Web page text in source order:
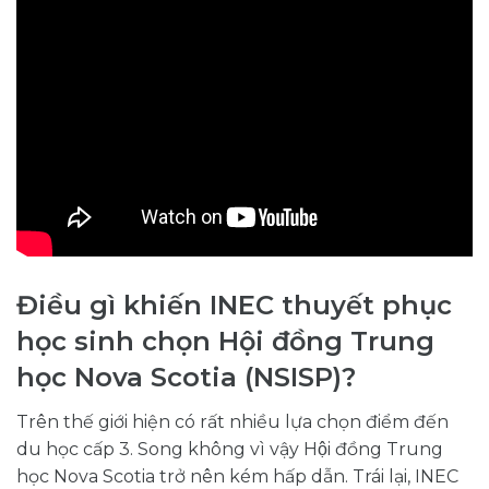
Điều gì khiến INEC thuyết phục
học sinh chọn Hội đồng Trung
học Nova Scotia (NSISP)?
Trên thế giới hiện có rất nhiều lựa chọn điểm đến
du học cấp 3. Song không vì vậy Hội đồng Trung
học Nova Scotia trở nên kém hấp dẫn. Trái lại, INEC